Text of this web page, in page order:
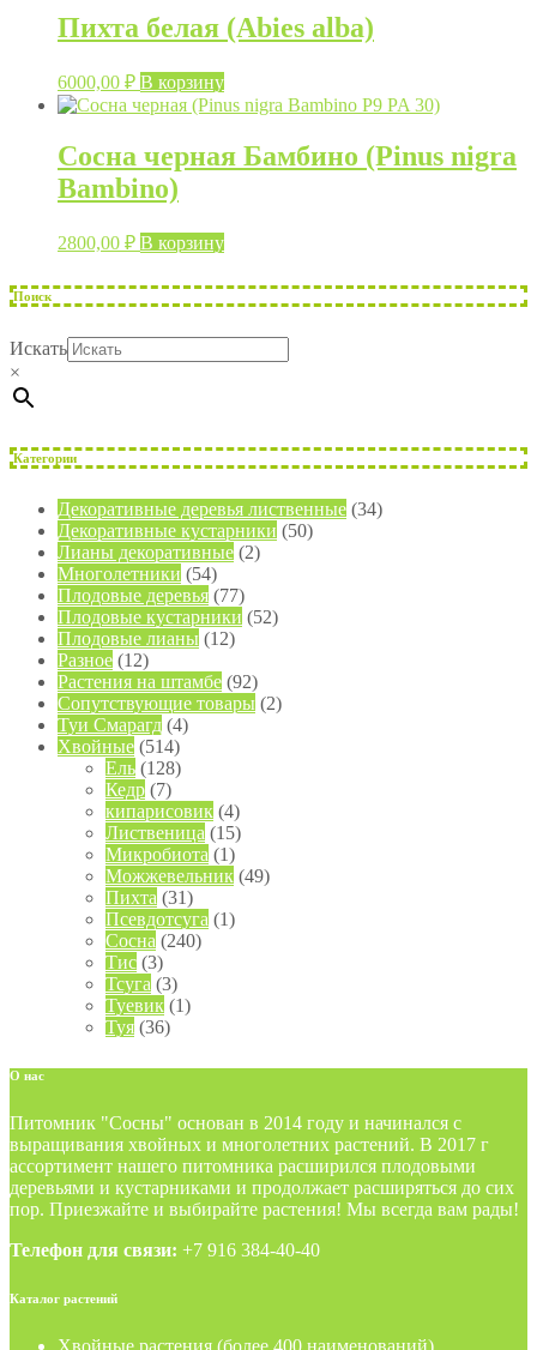
Пихта белая (Abies alba)
6000,00 ₽ В корзину
Сосна черная Бамбино (Pinus nigra
Bambino)
2800,00 ₽ В корзину
Поиск
Искать
×
Категории
Декоративные деревья лиственные (34)
Декоративные кустарники (50)
Лианы декоративные (2)
Многолетники (54)
Плодовые деревья (77)
Плодовые кустарники (52)
Плодовые лианы (12)
Разное (12)
Растения на штамбе (92)
Сопутствующие товары (2)
Туи Смарагд (4)
Хвойные (514)
Ель (128)
Кедр (7)
кипарисовик (4)
Лиственица (15)
Микробиота (1)
Можжевельник (49)
Пихта (31)
Псевдотсуга (1)
Сосна (240)
Тис (3)
Тсуга (3)
Туевик (1)
Туя (36)
О нас
Питомник "Сосны" основан в 2014 году и начинался с
выращивания хвойных и многолетних растений. В 2017 г
ассортимент нашего питомника расширился плодовыми
деревьями и кустарниками и продолжает расширяться до сих
пор. Приезжайте и выбирайте растения! Мы всегда вам рады!
Телефон для связи: +7 916 384-40-40
Каталог растений
Хвойные растения (более 400 наименований)